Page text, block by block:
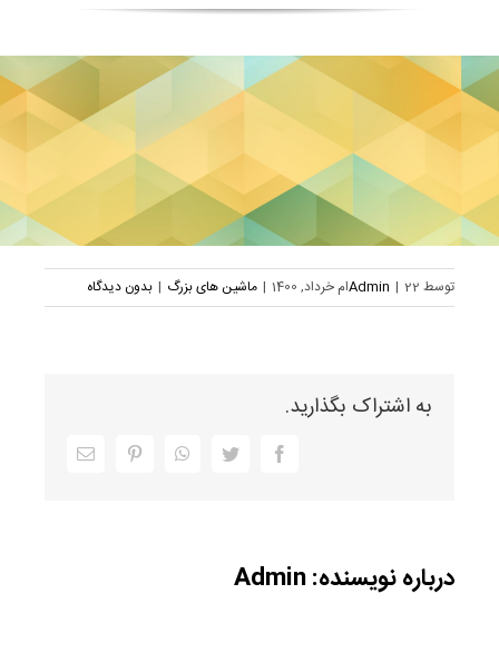
توسط Admin | 22ام خرداد, 1400 | ماشین های بزرگ | بدون دیدگاه
به اشتراک بگذارید.
Facebook
Twitter
WhatsApp
Pinterestایمیل
درباره نویسنده:Admin